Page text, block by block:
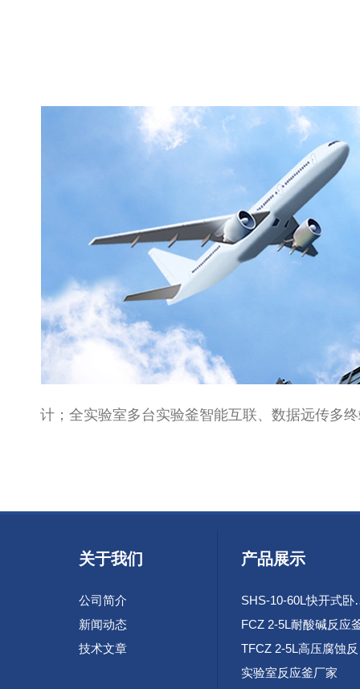
计；全实验室多台实验釜智能互联、数据远传多
关于我们
公司简介
新闻动态
技术文章
产品展示
SHS-10-60L
FCZ 2-5L耐酸碱反应
实验室反应釜厂家